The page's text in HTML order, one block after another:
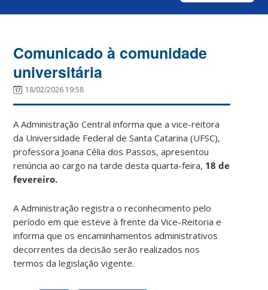
Comunicado à comunidade
universitária
18/02/2026 19:58
A Administração Central informa que a vice-reitora
da Universidade Federal de Santa Catarina (UFSC),
professora Joana Célia dos Passos, apresentou
renúncia ao cargo na tarde desta quarta-feira, 18 de
fevereiro.
A Administração registra o reconhecimento pelo
período em que esteve à frente da Vice-Reitoria e
informa que os encaminhamentos administrativos
decorrentes da decisão serão realizados nos
termos da legislação vigente.